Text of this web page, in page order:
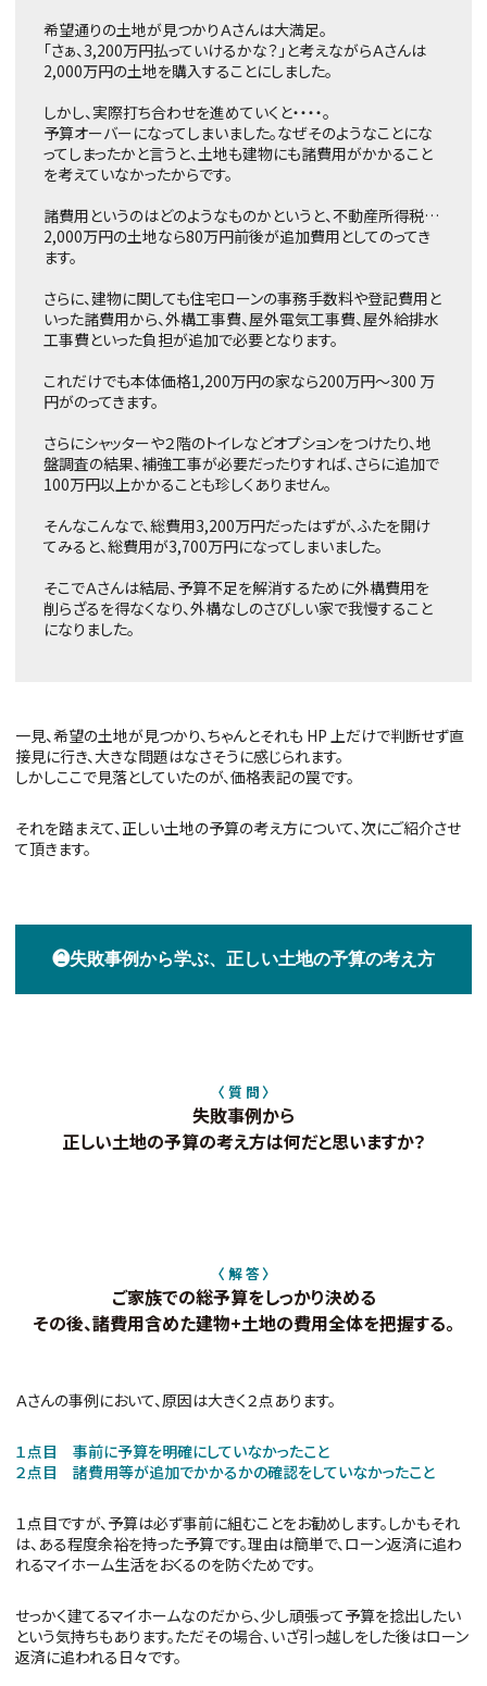
希望通りの土地が見つかりＡさんは大満足。
「さぁ、3,200万円払っていけるかな？」と考えながらＡさんは
2,000万円の土地を購入することにしました。
しかし、実際打ち合わせを進めていくと・・・・。
予算オーバーになってしまいました。なぜそのようなことにな
ってしまったかと言うと、土地も建物にも諸費用がかかること
を考えていなかったからです。
諸費用というのはどのようなものかというと、不動産所得税…
2,000万円の土地なら80万円前後が追加費用としてのってき
ます。
さらに、建物に関しても住宅ローンの事務手数料や登記費用と
いった諸費用から、外構工事費、屋外電気工事費、屋外給排水
工事費といった負担が追加で必要となります。
これだけでも本体価格1,200万円の家なら200万円～300 万
円がのってきます。
さらにシャッターや２階のトイレなどオプションをつけたり、地
盤調査の結果、補強工事が必要だったりすれば、さらに追加で
100万円以上かかることも珍しくありません。
そんなこんなで、総費用3,200万円だったはずが、ふたを開け
てみると、総費用が3,700万円になってしまいました。
そこでＡさんは結局、予算不足を解消するために外構費用を
削らざるを得なくなり、外構なしのさびしい家で我慢すること
になりました。
一見、希望の土地が見つかり、ちゃんとそれも HP 上だけで判断せず直
接見に行き、大きな問題はなさそうに感じられます。
しかしここで見落としていたのが、価格表記の罠です。
それを踏まえて、正しい土地の予算の考え方について、次にご紹介させ
て頂きます。
❷失敗事例から学ぶ、正しい土地の予算の考え方
〈 質 問 〉
失敗事例から
正しい土地の予算の考え方は何だと思いますか？
〈 解 答 〉
ご家族での総予算をしっかり決める
その後、諸費用含めた建物+土地の費用全体を把握する。
Ａさんの事例において、原因は大きく２点あります。
１点目 事前に予算を明確にしていなかったこと
２点目 諸費用等が追加でかかるかの確認をしていなかったこと
１点目ですが、予算は必ず事前に組むことをお勧めします。しかもそれ
は、ある程度余裕を持った予算です。理由は簡単で、ローン返済に追わ
れるマイホーム生活をおくるのを防ぐためです。
せっかく建てるマイホームなのだから、少し頑張って予算を捻出したい
という気持ちもあります。ただその場合、いざ引っ越しをした後はローン
返済に追われる日々です。